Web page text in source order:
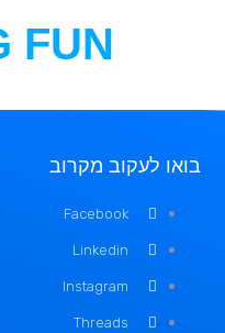
FUN
בואו לעקוב מקרוב
Facebook
Linkedin
Instagram
Threads